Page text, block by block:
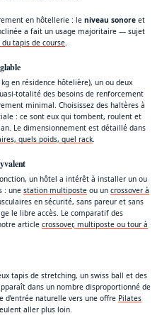
en hôtellerie : le niveau sonore et
a fait un usage majoritaire — sujet
du tapis de course
kg en résidence hôtelière), un ou deux
totalité des besoins de renforcement
minimal. Choisissez des haltères à
: ce sont eux qui tombent, roulent et
Le dimensionnement est détaillé dans
quels poids, quel rack
un hôtel a intérêt à installer un ou
: une station multiposte ou un crossover à
en sécurité, sans pareur et sans
le libre accès. Le comparatif des
article crossover, multiposte ou tour à
tapis de stretching, un swiss ball et des
dans un nombre disproportionné de
d’entrée naturelle vers une offre Pilates
aller plus loin.